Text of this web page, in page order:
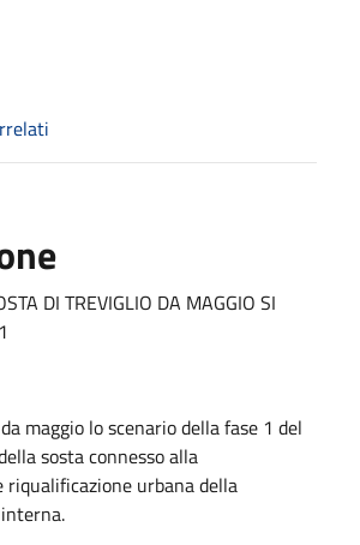
DI TREVIGLIO DA MAGGIO SI
maggio lo scenario della fase 1 del
sosta connesso alla
riqualificazione urbana della